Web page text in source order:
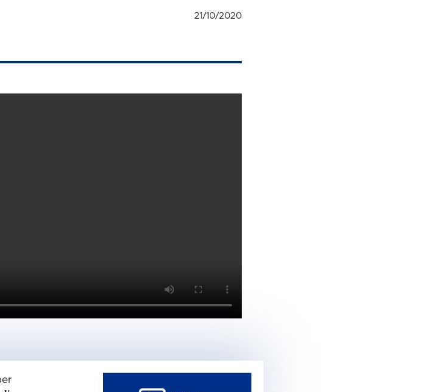
21/10/2020